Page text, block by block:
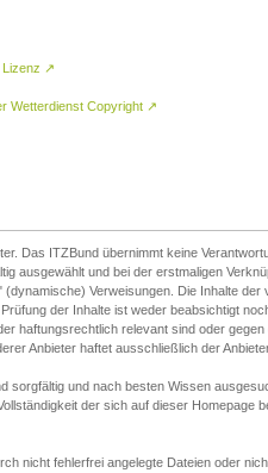
↗
Wetterdienst Copyright ↗
Das ITZBund übernimmt keine
ausgewählt und bei der erstmaligen
Verweisungen. Die Inhalte der
der Inhalte ist weder beabsichtigt
haftungsrechtlich relevant sind oder
Anbieter haftet ausschließlich der
sorgfältig und nach besten Wissen
der sich auf dieser Homepage
nicht fehlerfrei angelegte Dateien oder